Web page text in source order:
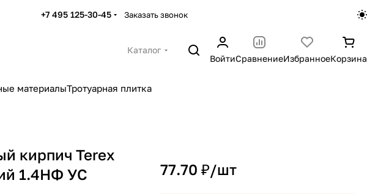
+7 495 125-30-45 Заказать звонок
Каталог
ВойтиСравнениеИзбранноеКорзина
материалыТротуарная плитка
кирпич Terex
1.4НФ УС
77.70 ₽/шт